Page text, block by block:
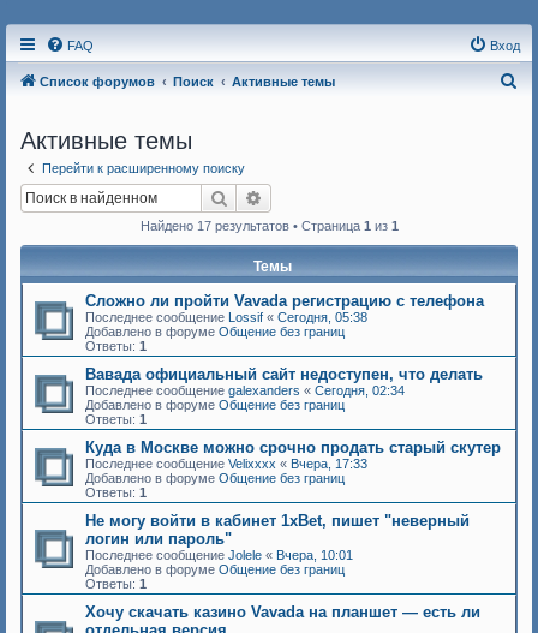
FAQ Вход
Список форумов Поиск Активные темы
Активные темы
Перейти к расширенному поиску
Поиск
Найдено 17 результатов • Страница 1 из 1
Темы
Сложно ли пройти Vavada регистрацию с телефона
Последнее сообщение Lossif « Сегодня, 05:38
Добавлено в форуме Общение без границ
Ответы: 1
Вавада официальный сайт недоступен, что делать
Последнее сообщение galexanders « Сегодня, 02:34
Добавлено в форуме Общение без границ
Ответы: 1
Куда в Москве можно срочно продать старый скутер
Последнее сообщение Velixxxx « Вчера, 17:33
Добавлено в форуме Общение без границ
Ответы: 1
Не могу войти в кабинет 1xBet, пишет "неверный
логин или пароль"
Последнее сообщение Jolele « Вчера, 10:01
Добавлено в форуме Общение без границ
Ответы: 1
Хочу скачать казино Vavada на планшет — есть ли
отдельная версия